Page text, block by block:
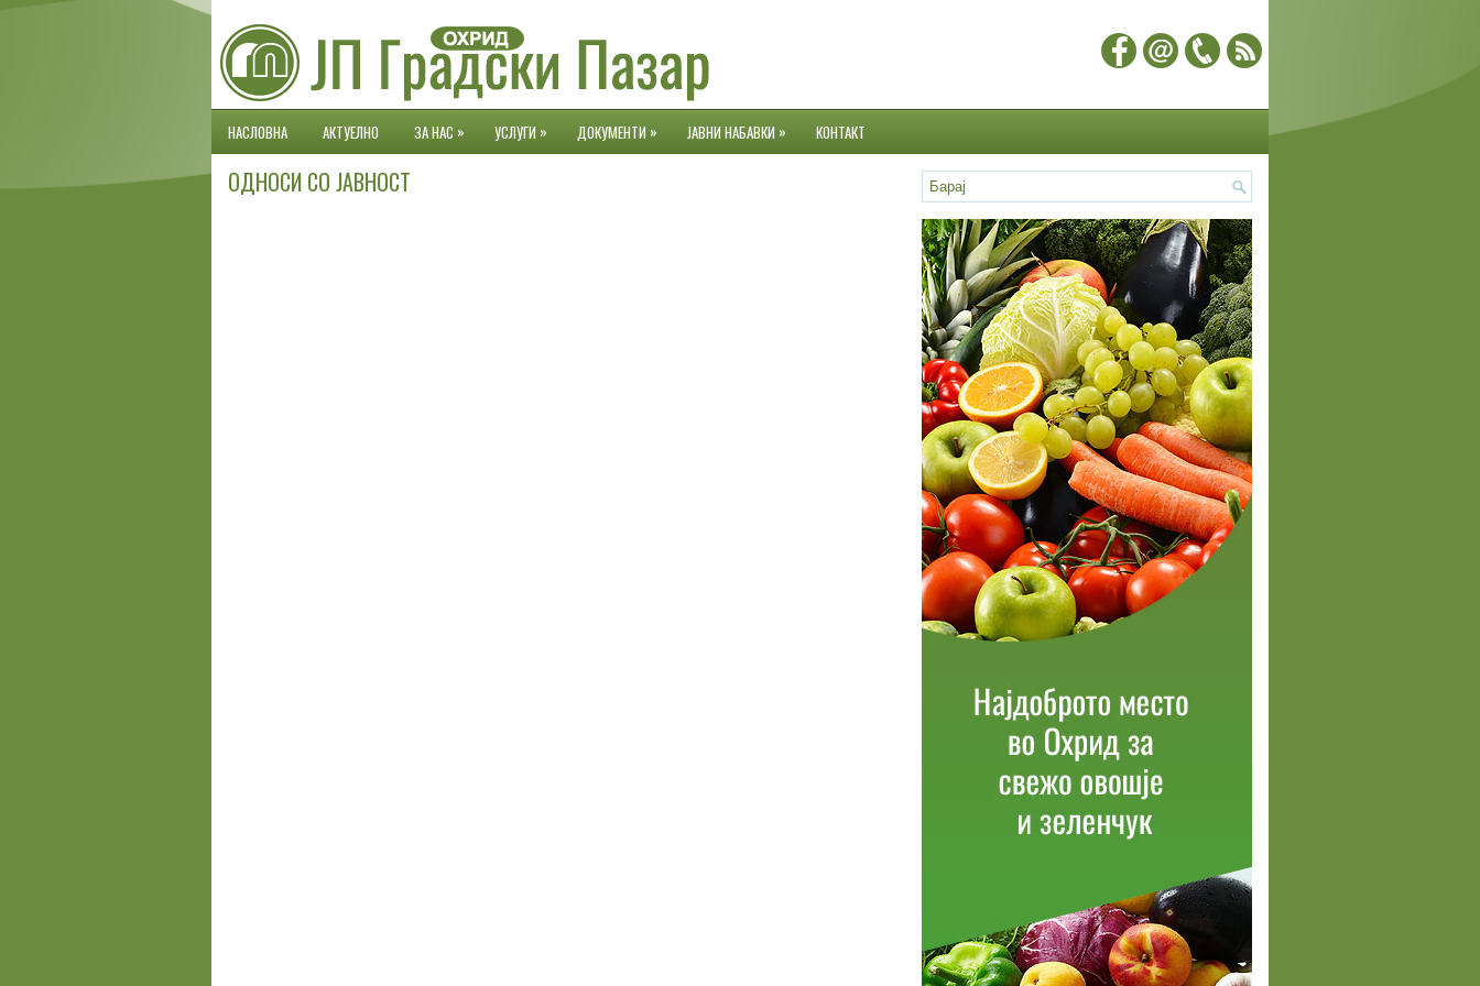
НАСЛОВНА АКТУЕЛНО ЗА НАС » УСЛУГИ » ДОКУМЕНТИ » ЈАВНИ НАБАВКИ » КОНТАКТ
ОДНОСИ СО ЈАВНОСТ